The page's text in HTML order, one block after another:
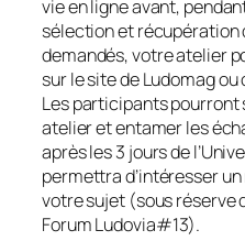
vie en ligne avant,
sélection et récupération
demandés, votre atelier
sur le site de Ludomag ou
Les participants pourront
atelier et entamer les
après les 3 jours de
permettra d’intéresser
votre sujet (sous réserve
Forum Ludovia#13).